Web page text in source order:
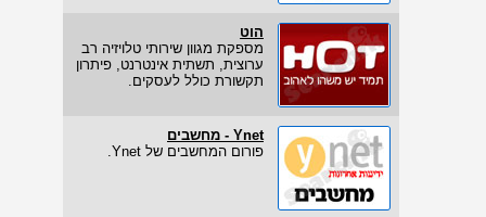
הוט
מספקת מגוון שירותי טלויזיה רב
ערוצית, תשתית אינטרנט, פיתרון
תקשורת כולל לעסקים.
Ynet - מחשבים
פורום המחשבים של Ynet.